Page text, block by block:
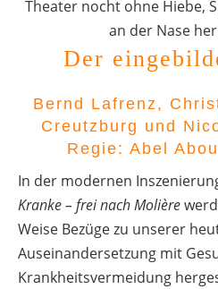
Theater nocht ohne Hiebe,
an der Nase
Der
Bernd Lafrenz,
Creutzburg und
Regie: Abel
In der modernen
Kranke – frei nach Molière
Weise Bezüge zu unserer
Auseinandersetzung mit
Krankheitsvermeidung